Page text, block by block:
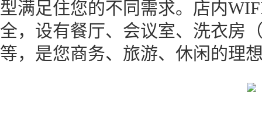
型满足住您的不同需求。店内
全，设有餐厅、会议室、洗衣房
等，是您商务、旅游、休闲的理